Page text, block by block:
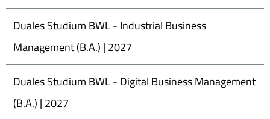
Duales Studium BWL - Industrial Business
Management (B.A.) | 2027
Duales Studium BWL - Digital Business Management
(B.A.) | 2027